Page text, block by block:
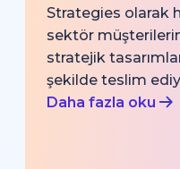
Strategies olarak
sektör
stratejik
şekilde teslim
Daha fazla oku